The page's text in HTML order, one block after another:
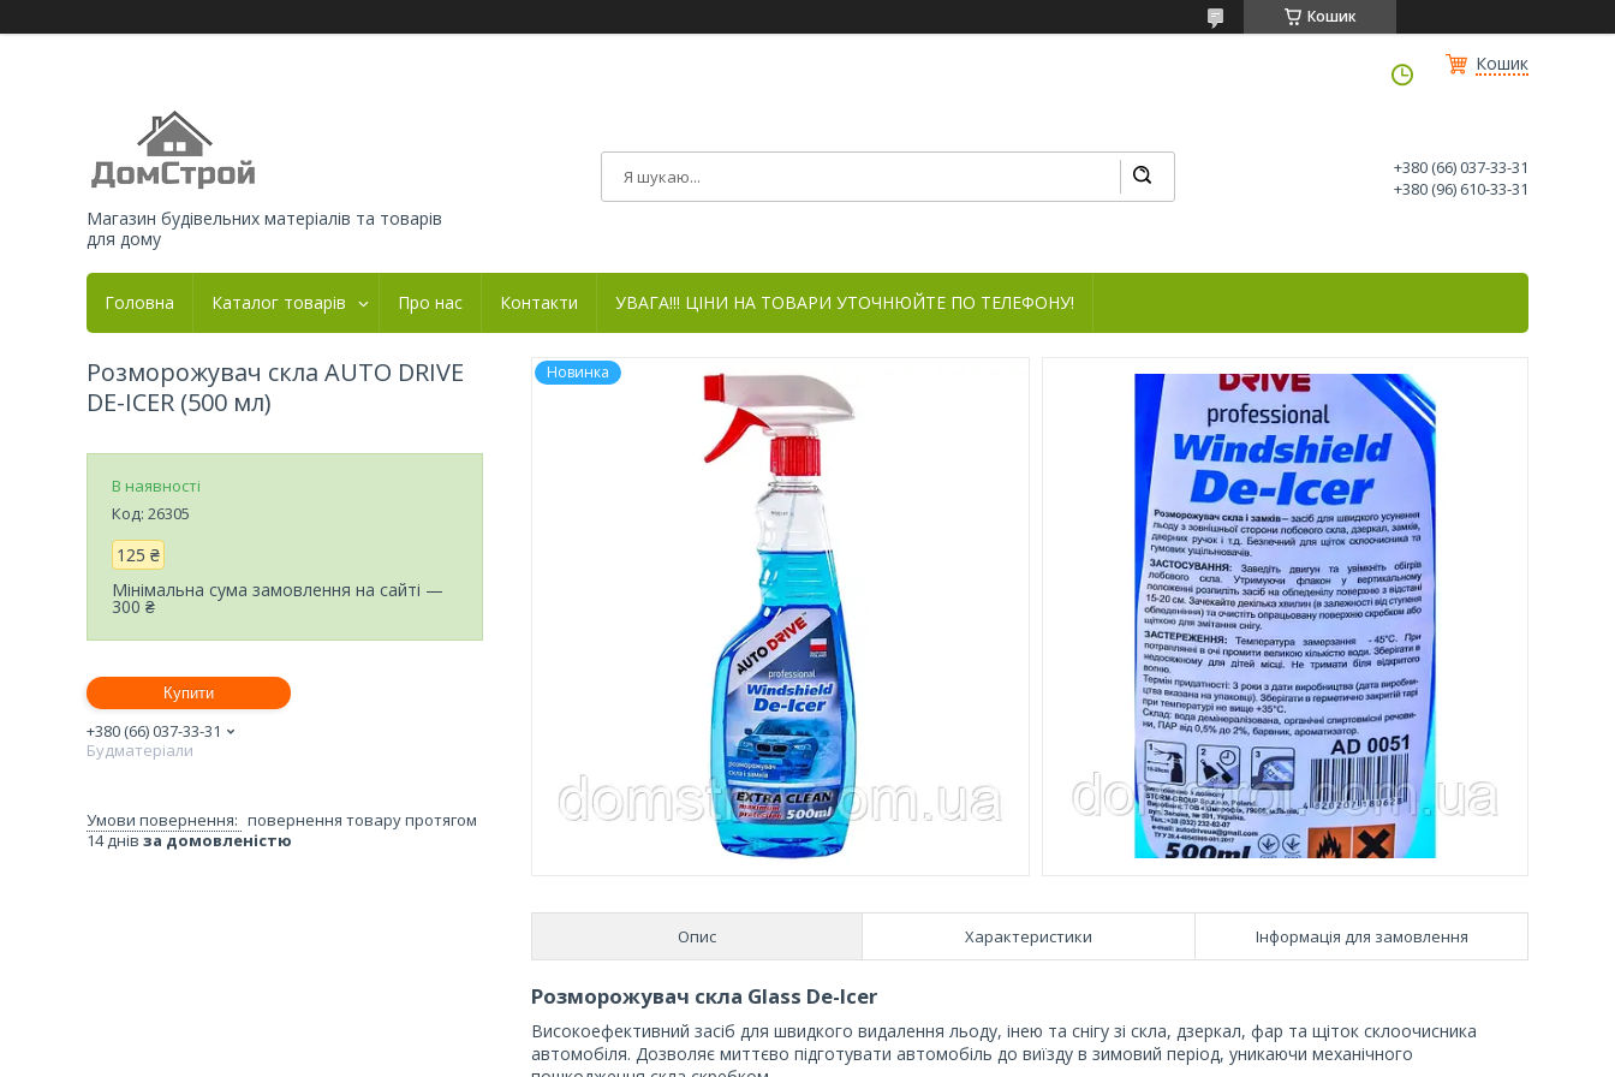
Кошик
Кошик
Магазин будівельних матеріалів та товарів
для дому
+380 (66) 037-33-31
+380 (96) 610-33-31
Головна Каталог товарів Про нас Контакти УВАГА!!! ЦІНИ НА ТОВАРИ УТОЧНЮЙТЕ ПО ТЕЛЕФОНУ!
Новинка
Опис Характеристики Інформація для замовлення
Розморожувач скла Glass De-Icer
Високоефективний засіб для швидкого видалення льоду, інею та снігу зі скла, дзеркал, фар та щіток склоочисника
автомобіля. Дозволяє миттєво підготувати автомобіль до виїзду в зимовий період, уникаючи механічного
Розморожувач скла AUTO DRIVE
DE-ICER (500 мл)
В наявності
Код: 26305
125 ₴
Мінімальна сума замовлення на сайті —
300 ₴
Купити
+380 (66) 037-33-31
Будматеріали
повернення товару протягом
14 днів за домовленістю